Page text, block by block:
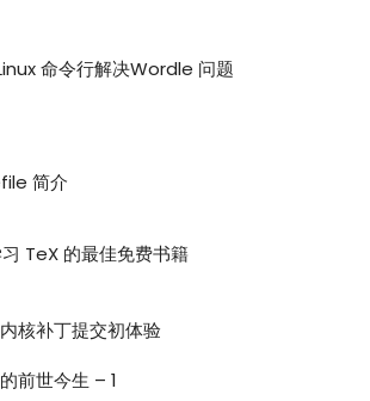
命令行解决Wordle 问题
简介
TeX 的最佳免费书籍
核补丁提交初体验
前世今生 – 1